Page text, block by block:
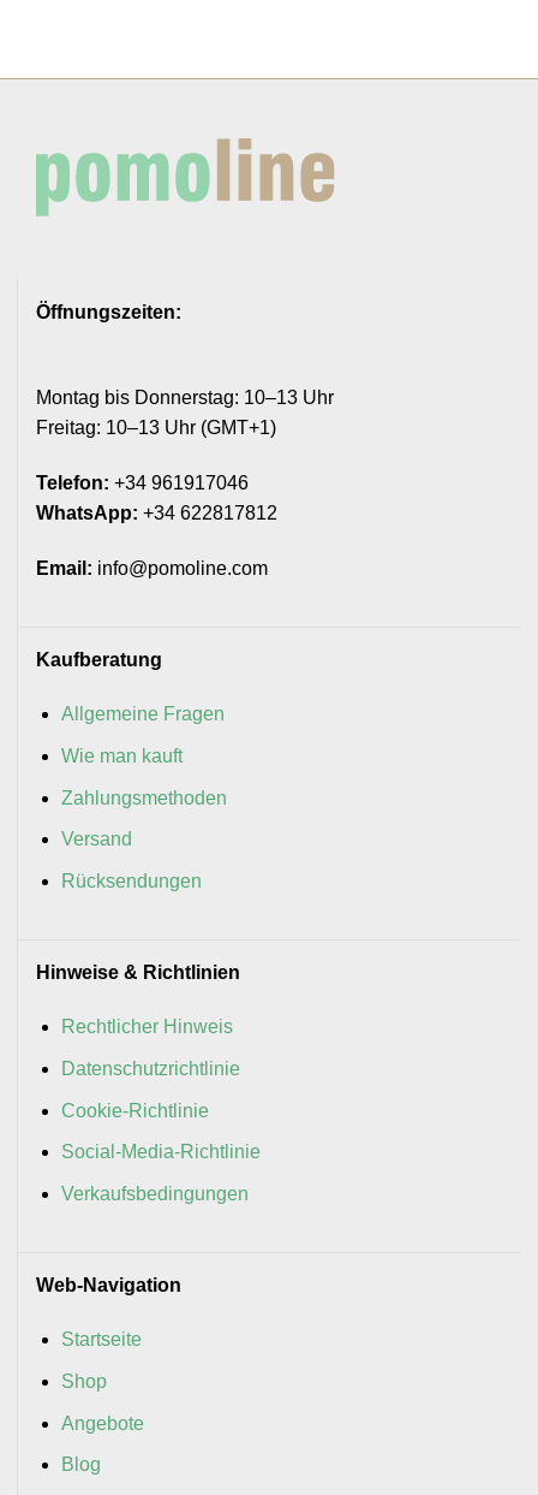
Öffnungszeiten:
Montag bis Donnerstag: 10–13 Uhr
Freitag: 10–13 Uhr (GMT+1)
Telefon: +34 961917046
WhatsApp: +34 622817812
Email: info@pomoline.com
Kaufberatung
Allgemeine Fragen
Wie man kauft
Zahlungsmethoden
Versand
Rücksendungen
Hinweise & Richtlinien
Rechtlicher Hinweis
Datenschutzrichtlinie
Cookie-Richtlinie
Social-Media-Richtlinie
Verkaufsbedingungen
Web-Navigation
Startseite
Shop
Angebote
Blog